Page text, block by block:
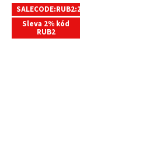
SALECODE:RUB2:2:%
Sleva 2% kód
RUB2